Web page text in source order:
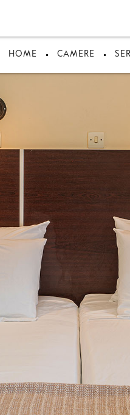
HOME CAMERE